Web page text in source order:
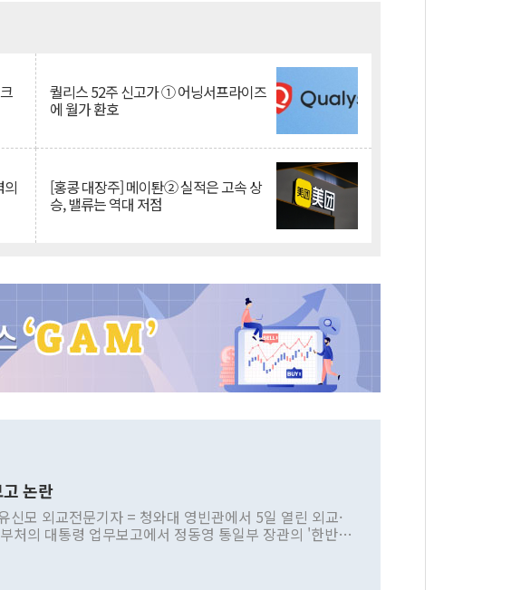
퀄리스 52주 신고가 ① 어닝서프라이즈
에 월가 환호
[홍콩 대장주] 메이퇀② 실적은 고속 상
승, 밸류는 역대 저점
논란
신모 외교전문기자 = 청와대 영빈관에서 5일 열린 외교·
처의 대통령 업무보고에서 정동영 통일부 장관의 '한반도
내 조율을 거치지 않은 사안을 정책으로 추진하겠다고 공